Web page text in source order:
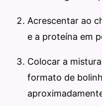
Acrescentar ao
e a proteína em
Colocar a
formato de